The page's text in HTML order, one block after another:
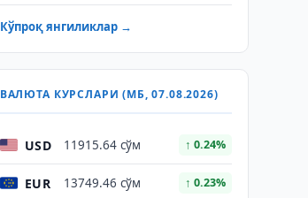
Кўпроқ янгиликлар →
ВАЛЮТА КУРСЛАРИ (МБ, 07.08.2026)
USD 11915.64 сўм ↑ 0.24%
EUR 13749.46 сўм ↑ 0.23%